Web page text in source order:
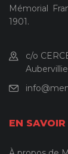
Mémorial
1901.
c/o
EN SAVOIR